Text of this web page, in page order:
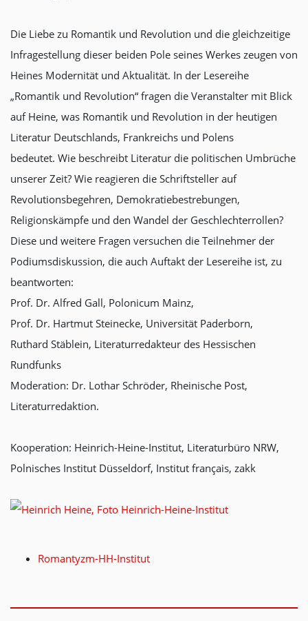
Die Liebe zu Romantik und Revolution und die gleichzeitige
Infragestellung dieser beiden Pole seines Werkes zeugen von
Heines Modernität und Aktualität. In der Lesereihe
„Romantik und Revolution“ fragen die Veranstalter mit Blick
auf Heine, was Romantik und Revolution in der heutigen
Literatur Deutschlands, Frankreichs und Polens
bedeutet. Wie beschreibt Literatur die politischen Umbrüche
unserer Zeit? Wie reagieren die Schriftsteller auf
Revolutionsbegehren, Demokratiebestrebungen,
Religionskämpfe und den Wandel der Geschlechterrollen?
Diese und weitere Fragen versuchen die Teilnehmer der
Podiumsdiskussion, die auch Auftakt der Lesereihe ist, zu
beantworten:
Prof. Dr. Alfred Gall, Polonicum Mainz,
Prof. Dr. Hartmut Steinecke, Universität Paderborn,
Ruthard Stäblein, Literaturredakteur des Hessischen
Rundfunks
Moderation: Dr. Lothar Schröder, Rheinische Post,
Literaturredaktion.
Kooperation: Heinrich-Heine-Institut, Literaturbüro NRW,
Polnisches Institut Düsseldorf, Institut français, zakk
Romantyzm-HH-Institut